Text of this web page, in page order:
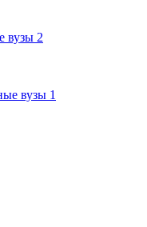
вузы 2
вузы 1